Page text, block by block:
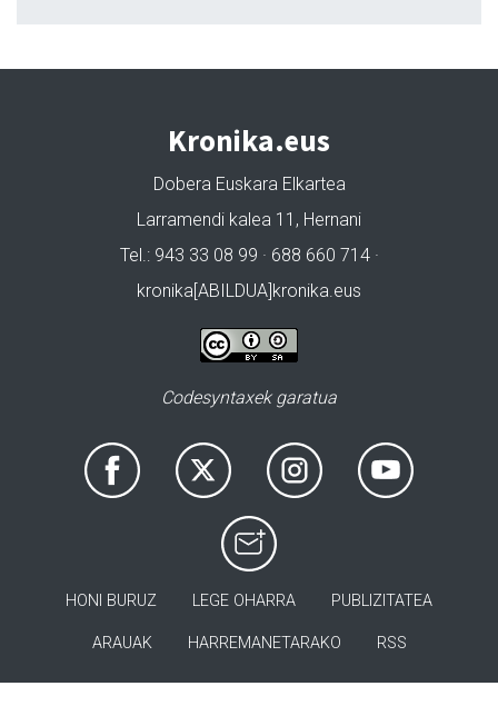
Kronika.eus
Dobera Euskara Elkartea
Larramendi kalea 11, Hernani
Tel.: 943 33 08 99 · 688 660 714 ·
kronika[ABILDUA]kronika.eus
Codesyntaxek garatua
HONI BURUZ LEGE OHARRA PUBLIZITATEA
ARAUAK HARREMANETARAKO RSS